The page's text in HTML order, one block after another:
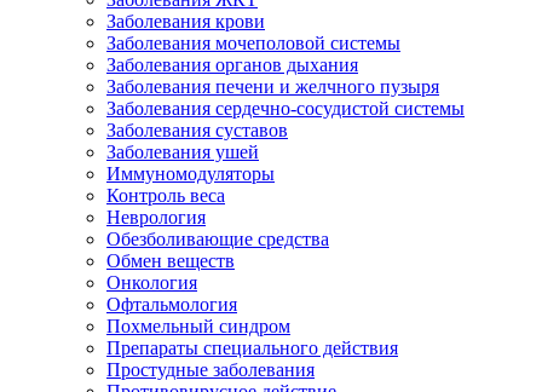
Заболевания крови
Заболевания мочеполовой системы
Заболевания органов дыхания
Заболевания печени и желчного пузыря
Заболевания сердечно-сосудистой системы
Заболевания суставов
Заболевания ушей
Иммуномодуляторы
Контроль веса
Неврология
Обезболивающие средства
Обмен веществ
Онкология
Офтальмология
Похмельный синдром
Препараты специального действия
Простудные заболевания